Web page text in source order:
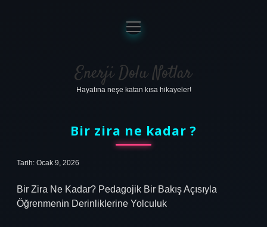
Anasayfa
Gizlilik Politikası
Yasal Uyarı
menüyü
aç
Enerji Dolu Notlar
Hayatına neşe katan kısa hikayeler!
Bir zira ne kadar ?
Tarih: Ocak 9, 2026
Bir Zira Ne Kadar? Pedagojik Bir Bakış Açısıyla
Öğrenmenin Derinliklerine Yolculuk